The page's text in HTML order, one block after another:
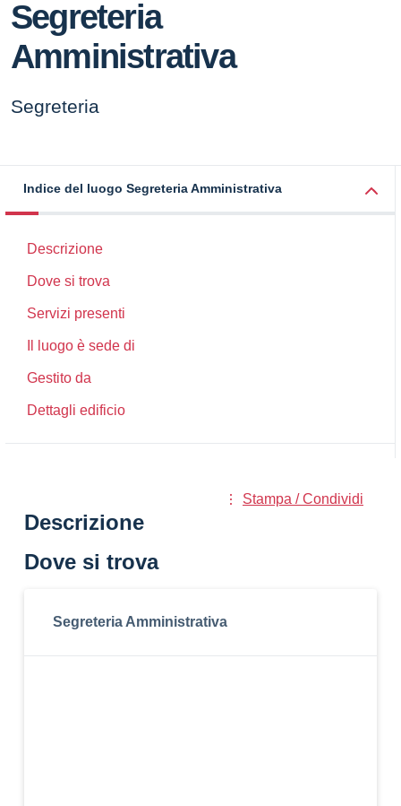
Segreteria
Amministrativa
Segreteria
Indice del luogo Segreteria Amministrativa
Descrizione
Dove si trova
Servizi presenti
Il luogo è sede di
Gestito da
Dettagli edificio
Stampa / Condividi
Descrizione
Dove si trova
Segreteria Amministrativa